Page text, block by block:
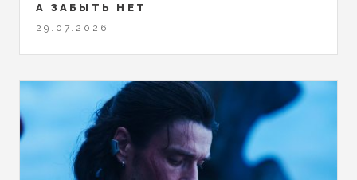
А ЗАБЫТЬ НЕТ
29.07.2026